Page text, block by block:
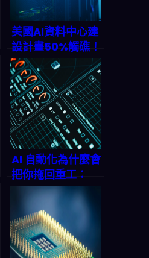
美國AI資料中心建
設計畫50%觸礁！
電力荒與變壓器斷
鏈如何癱瘓兆美元
產能？
AI 自動化為什麼會
把你拖回重工：
CIO 提醒的
「40% 返工稅」
與可觀測性解法
（2026實戰指
南）